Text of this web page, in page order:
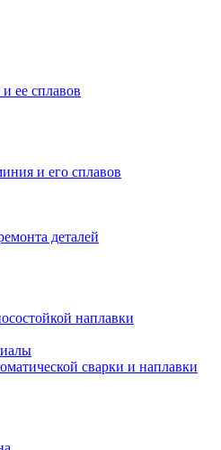
ее сплавов
и его сплавов
деталей
наплавки
сварки и наплавки